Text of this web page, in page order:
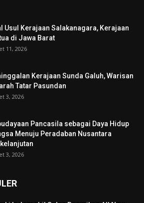
Usul Kerajaan Salakanagara, Kerajaan
di Jawa Barat
11, 2026
Kerajaan Sunda Galuh, Warisan
Tatar Pasundan
3, 2026
Pancasila sebagai Daya Hidup
Menuju Peradaban Nusantara
3, 2026